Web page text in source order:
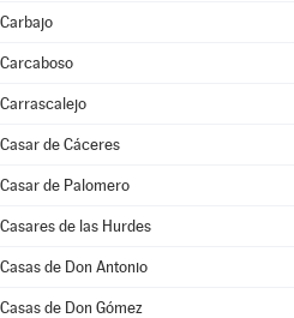
Carbajo
Carcaboso
Carrascalejo
Casar de Cáceres
Casar de Palomero
Casares de las Hurdes
Casas de Don Antonio
Casas de Don Gómez